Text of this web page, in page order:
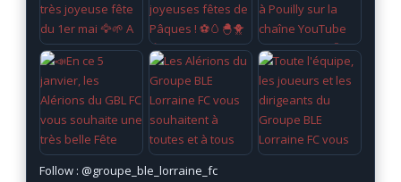
Follow : @groupe_ble_lorraine_fc